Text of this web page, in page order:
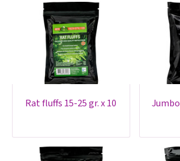
rat fluffs 15-25 gr. x 10
jumbo mouse >30 gr. x